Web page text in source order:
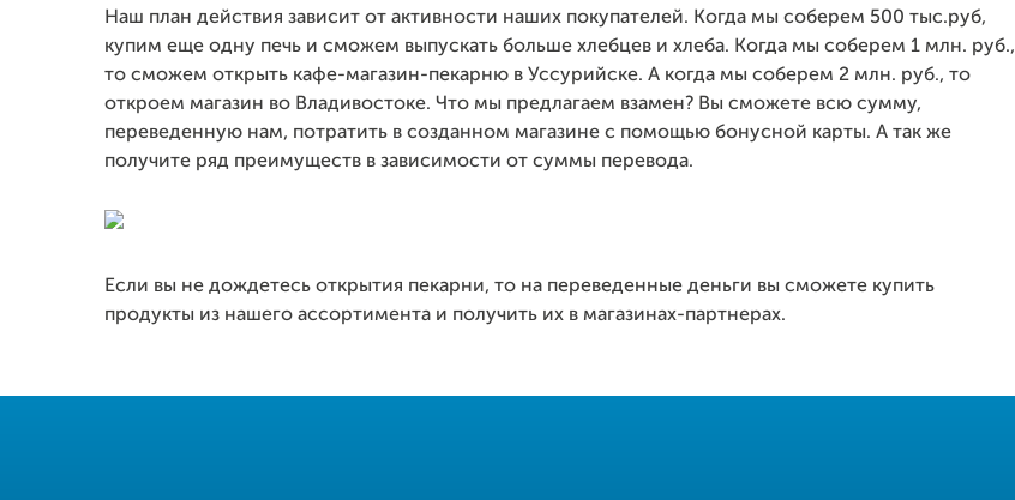
Наш план действия зависит от активности наших покупателей. Когда мы соберем 500 тыс.руб,
купим еще одну печь и сможем выпускать больше хлебцев и хлеба. Когда мы соберем 1 млн. руб.,
то сможем открыть кафе-магазин-пекарню в Уссурийске. А когда мы соберем 2 млн. руб., то
откроем магазин во Владивостоке. Что мы предлагаем взамен? Вы сможете всю сумму,
переведенную нам, потратить в созданном магазине с помощью бонусной карты. А так же
получите ряд преимуществ в зависимости от суммы перевода.
Если вы не дождетесь открытия пекарни, то на переведенные деньги вы сможете купить
продукты из нашего ассортимента и получить их в магазинах-партнерах.